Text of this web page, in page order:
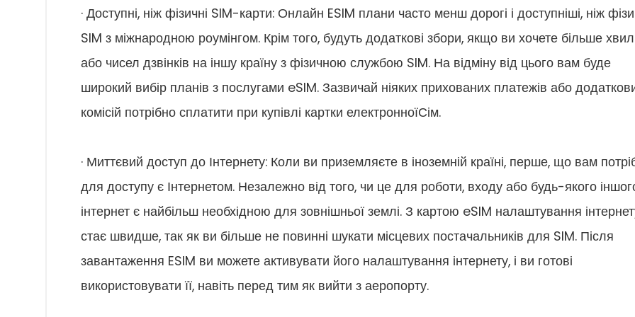
· Доступні, ніж фізичні SIM-карти: Онлайн ESIM плани часто менш дорогі і доступніші, ніж
SIM з міжнародною роумінгом. Крім того, будуть додаткові збори, якщо ви хочете більше
або чисел дзвінків на іншу країну з фізичною службою SIM. На відміну від цього вам буде
широкий вибір планів з послугами eSIM. Зазвичай ніяких прихованих платежів або
комісій потрібно сплатити при купівлі картки електронноїСім.
· Миттєвий доступ до Інтернету: Коли ви приземляєте в іноземній країні, перше, що вам
для доступу є Інтернетом. Незалежно від того, чи це для роботи, входу або будь-якого
інтернет є найбільш необхідною для зовнішньої землі. З картою eSIM налаштування
стає швидше, так як ви більше не повинні шукати місцевих постачальників для SIM. Після
завантаження ESIM ви можете активувати його налаштування інтернету, і ви готові
використовувати її, навіть перед тим як вийти з аеропорту.